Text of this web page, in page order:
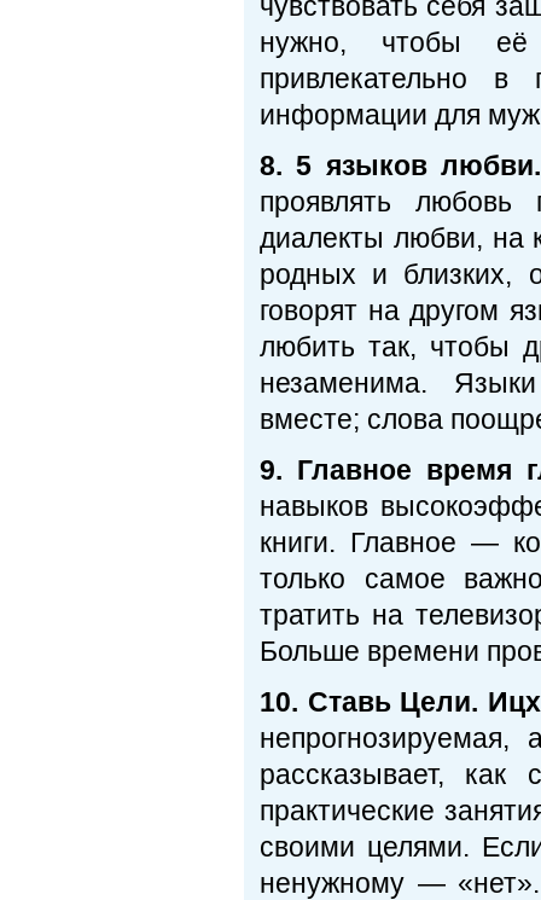
нужно, чтобы её
привлекательно
информации для
8. 5 языков
проявлять
диалекты любви, на
родных и близких,
говорят на другом
любить так, чтобы
незаменима.
вместе; слова
9. Главное время
навыков
книги. Главное —
только самое
тратить на
Больше времени
10. Ставь Цели.
непрогнозируемая,
рассказывает, как
практические
своими целями.
ненужному —